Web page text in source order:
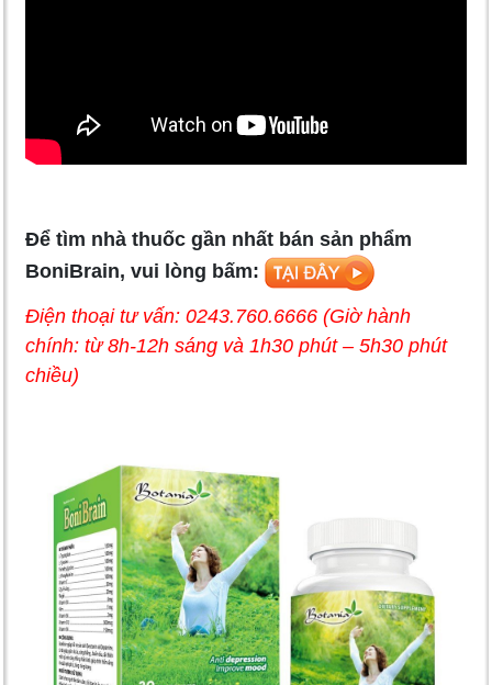
Để tìm nhà thuốc gần nhất bán sản phẩm
BoniBrain, vui lòng bấm:
Điện thoại tư vấn: 0243.760.6666 (Giờ hành
chính: từ 8h-12h sáng và 1h30 phút – 5h30 phút
chiều)